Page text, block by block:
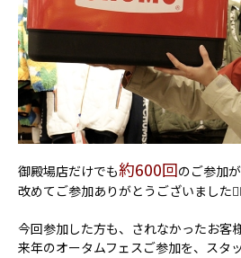
御殿場店だけでも約600回のご参加
改めてご参加ありがとうございました
今回参加した方も、されなかったお客
来年のオータムフェスご参加を、スタ